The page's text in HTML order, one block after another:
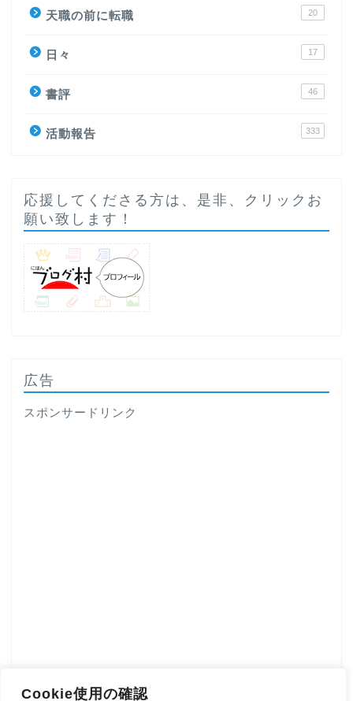
Cookie使用の確認
天職の前に転職 20
日々 17
書評 46
活動報告 333
応援してくださる方は、是非、クリックお
願い致します！
広告
スポンサードリンク